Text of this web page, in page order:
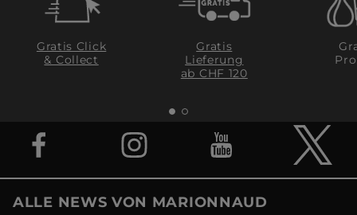
Gratis Click
& Collect
Gratis
Lieferung
ab CHF 120
ALLE NEWS VON MARIONNAUD